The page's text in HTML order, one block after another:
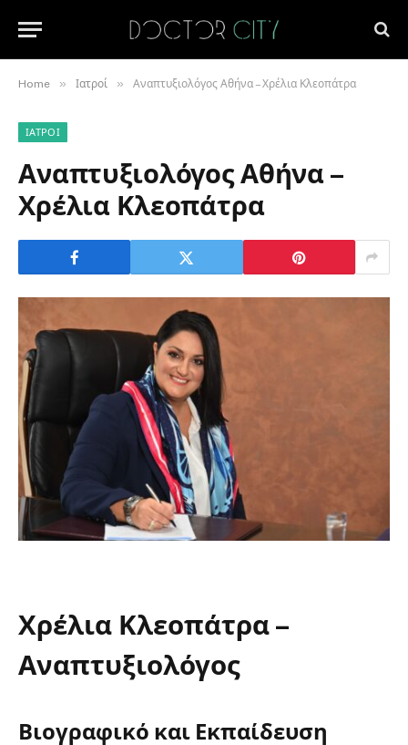
Home » Ιατροί » Αναπτυξιολόγος Αθήνα – Χρέλια Κλεοπάτρα
ΙΑΤΡΟΊ
Αναπτυξιολόγος Αθήνα –
Χρέλια Κλεοπάτρα
Χρέλια Κλεοπάτρα –
Αναπτυξιολόγος
Βιογραφικό και Εκπαίδευση